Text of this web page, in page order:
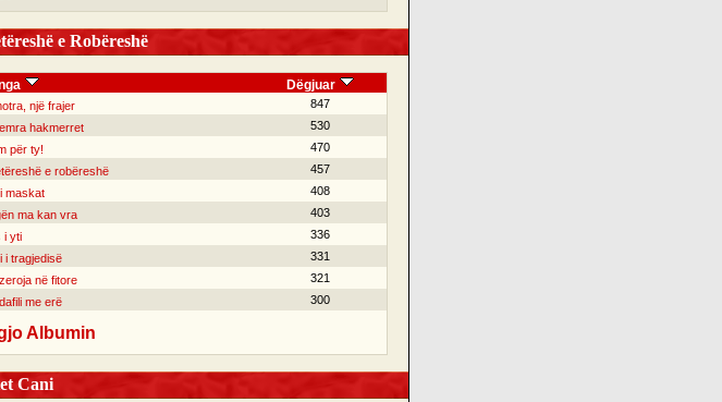
e Robëreshë
Dëgjuar
një frajer
847
hakmerret
530
për ty!
470
e robëreshë
457
maskat
408
ma kan vra
403
i yti
336
i tragjedisë
331
në fitore
321
me erë 300
Albumin
Cani